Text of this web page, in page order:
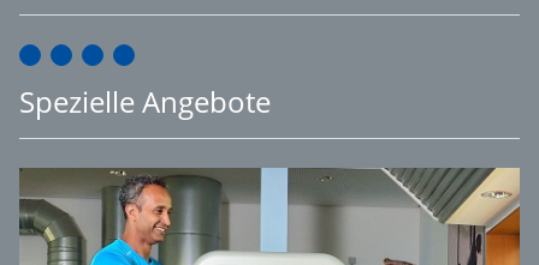
Spezielle Angebote